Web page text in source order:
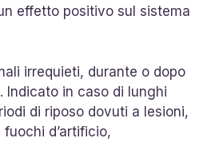
effetto positivo sul sistema
irrequieti, durante o dopo
Indicato in caso di lunghi
di riposo dovuti a lesioni,
d’artificio,